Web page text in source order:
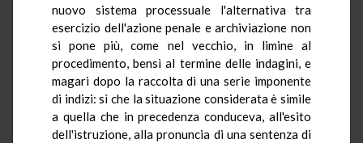
nuovo sistema processuale l'alternativa tra
esercizio dell'azione penale e archiviazione non
si pone più, come nel vecchio, in limine al
procedimento, bensì al termine delle indagini, e
magari dopo la raccolta di una serie imponente
di indizi: sì che la situazione considerata è simile
a quella che in precedenza conduceva, all'esito
dell'istruzione, alla pronuncia di una sentenza di